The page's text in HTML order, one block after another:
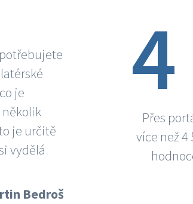
je
několik
je určitě
vydělá
Bedroš
Přes
více než 4